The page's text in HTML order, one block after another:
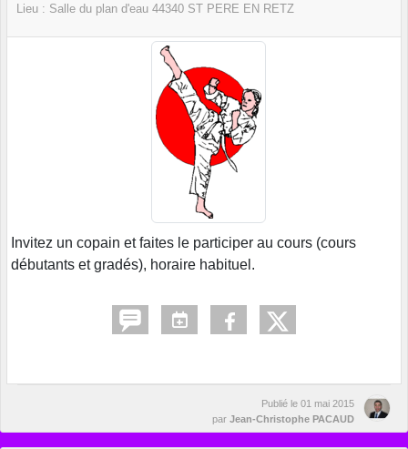
Lieu : Salle du plan d'eau 44340 ST PERE EN RETZ
Invitez un copain et faites le participer au cours (cours
débutants et gradés), horaire habituel.
Publié le 01 mai 2015
par Jean-Christophe PACAUD